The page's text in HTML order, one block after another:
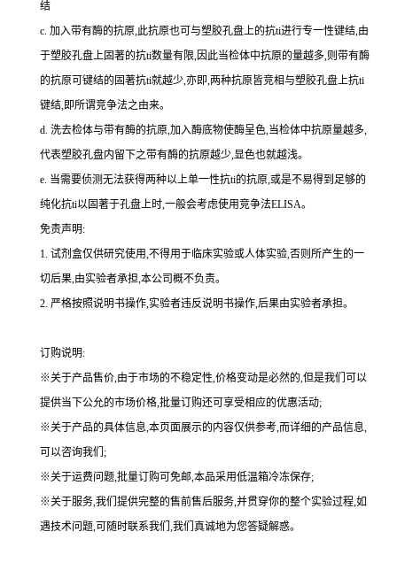
结
c. 加入带有酶的抗原,此抗原也可与塑胶孔盘上的抗ti进行专一性键结,由
于塑胶孔盘上固著的抗ti数量有限,因此当检体中抗原的量越多,则带有酶
的抗原可键结的固著抗ti就越少,亦即,两种抗原皆竞相与塑胶孔盘上抗ti
键结,即所谓竞争法之由来。
d. 洗去检体与带有酶的抗原,加入酶底物使酶呈色,当检体中抗原量越多,
代表塑胶孔盘内留下之带有酶的抗原越少,显色也就越浅。
e. 当需要侦测无法获得两种以上单一性抗ti的抗原,或是不易得到足够的
纯化抗ti以固著于孔盘上时,一般会考虑使用竞争法ELISA。
免责声明:
1. 试剂盒仅供研究使用,不得用于临床实验或人体实验,否则所产生的一
切后果,由实验者承担,本公司概不负责。
2. 严格按照说明书操作,实验者违反说明书操作,后果由实验者承担。
订购说明:
※关于产品售价,由于市场的不稳定性,价格变动是必然的,但是我们可以
提供当下公允的市场价格,批量订购还可享受相应的优惠活动;
※关于产品的具体信息,本页面展示的内容仅供参考,而详细的产品信息,
可以咨询我们;
※关于运费问题,批量订购可免邮,本品采用低温箱冷冻保存;
※关于服务,我们提供完整的售前售后服务,并贯穿你的整个实验过程,如
遇技术问题,可随时联系我们,我们真诚地为您答疑解惑。